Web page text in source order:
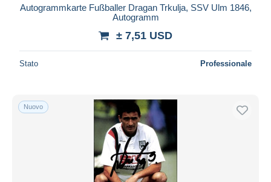
Autogrammkarte Fußballer Dragan Trkulja, SSV Ulm 1846,
Autogramm
± 7,51 USD
Stato Professionale
Nuovo